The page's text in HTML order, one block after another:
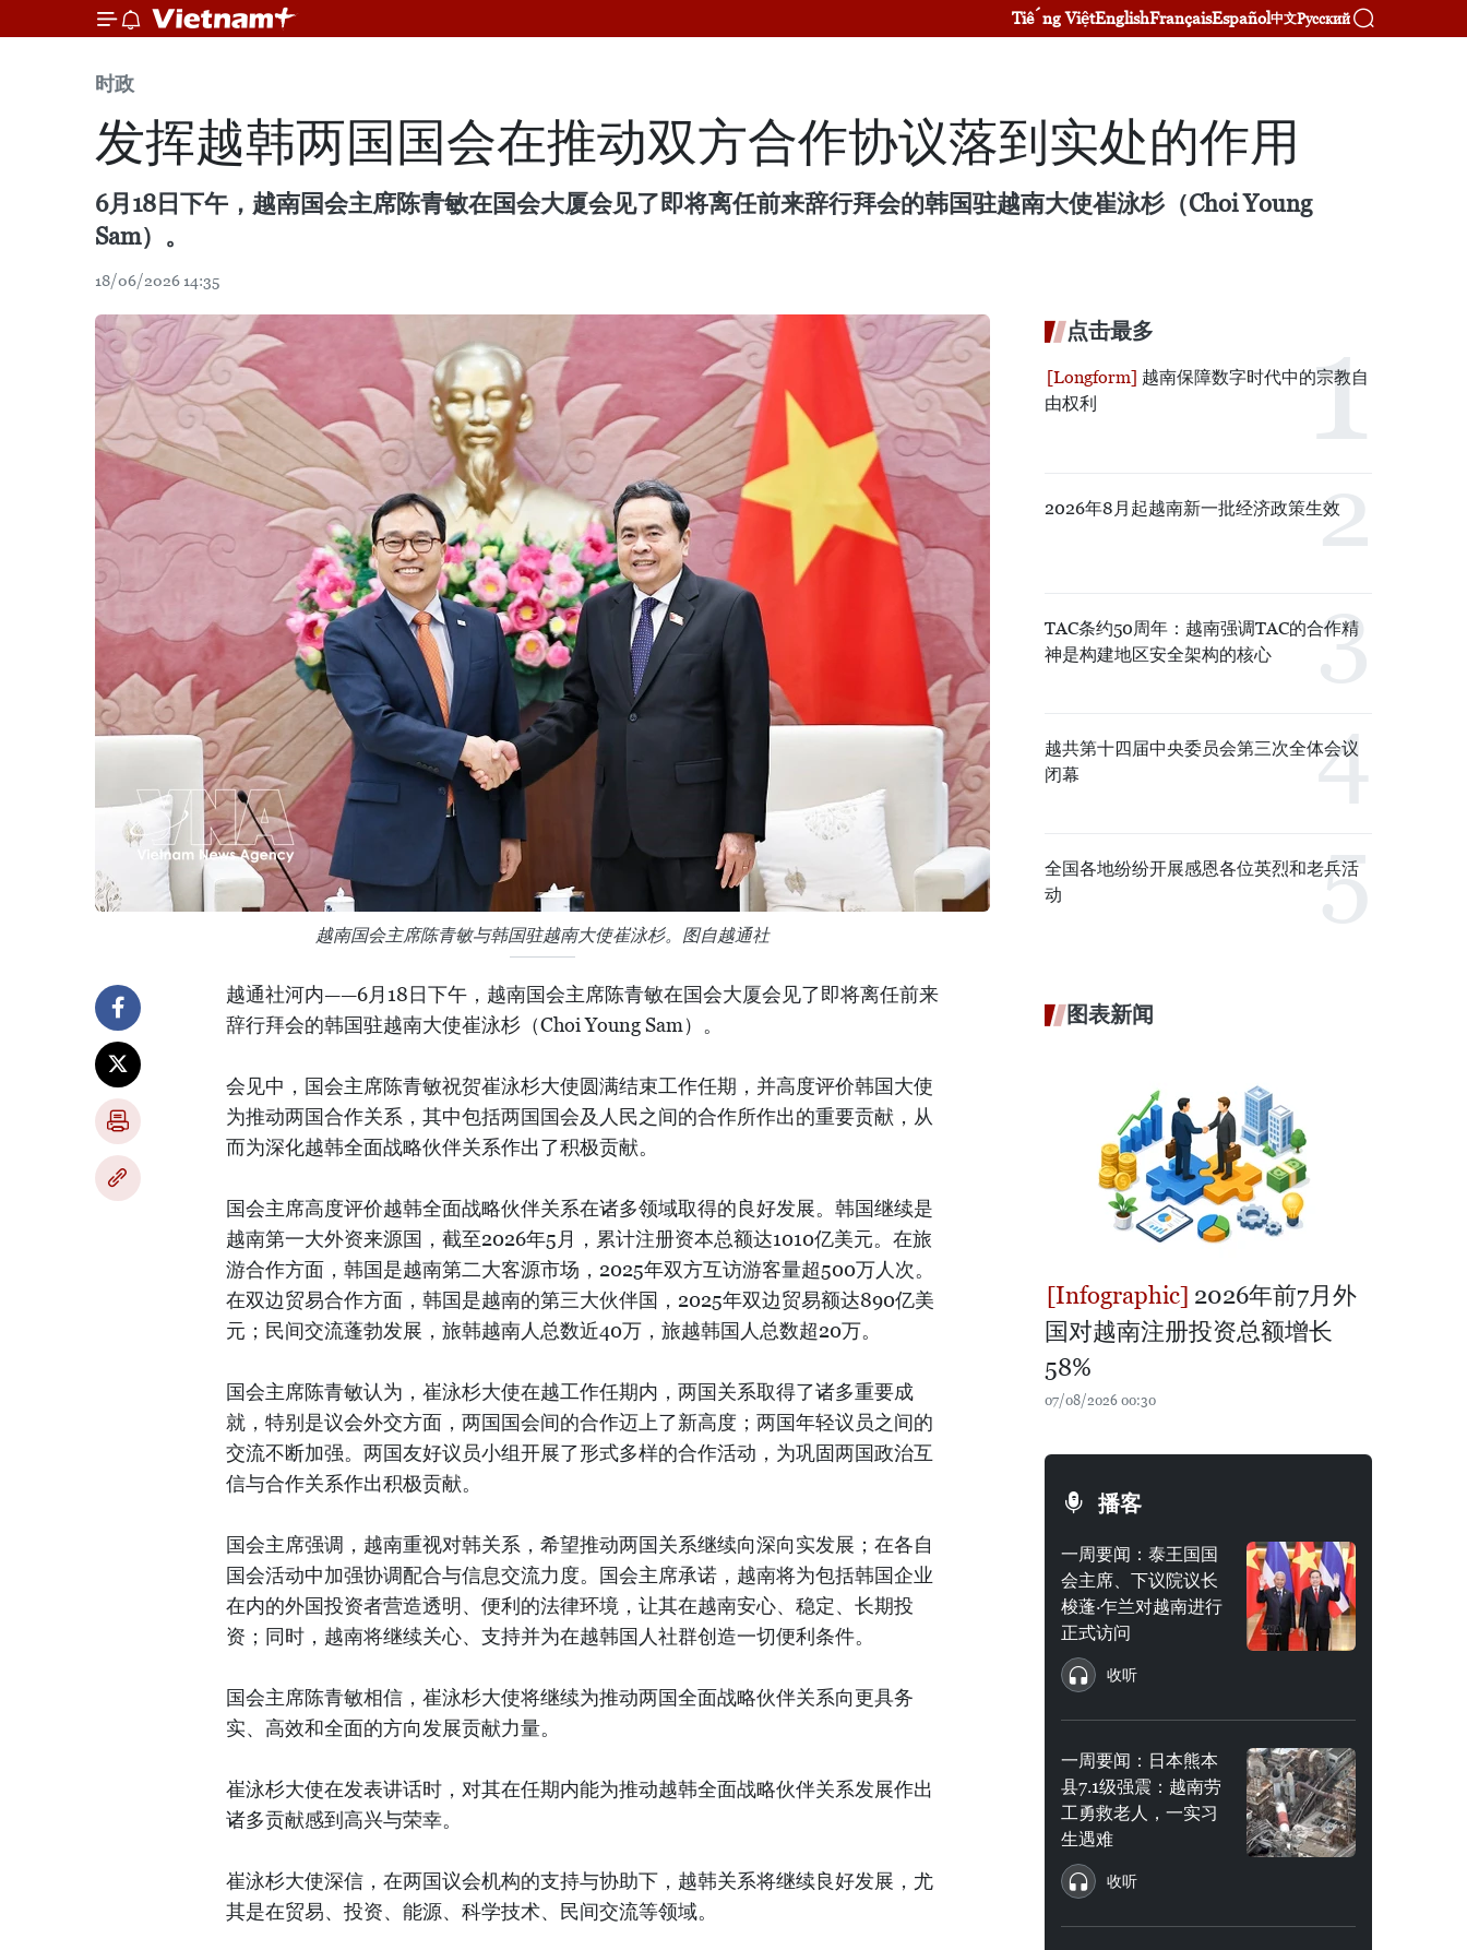
Tiếng ViệtEnglishFrançaisEspañol中文Русский
时政
发挥越韩两国国会在推动双方合作协议落到实处的作用
6月18日下午，越南国会主席陈青敏在国会大厦会见了即将离任前来辞行拜会的韩国驻越南大使崔泳杉（Choi Young
Sam）。
18/06/2026 14:35
越南国会主席陈青敏与韩国驻越南大使崔泳杉。图自越通社
越通社河内——6月18日下午，越南国会主席陈青敏在国会大厦会见了即将离任前来
辞行拜会的韩国驻越南大使崔泳杉（Choi Young Sam）。
会见中，国会主席陈青敏祝贺崔泳杉大使圆满结束工作任期，并高度评价韩国大使
为推动两国合作关系，其中包括两国国会及人民之间的合作所作出的重要贡献，从
而为深化越韩全面战略伙伴关系作出了积极贡献。
国会主席高度评价越韩全面战略伙伴关系在诸多领域取得的良好发展。韩国继续是
越南第一大外资来源国，截至2026年5月，累计注册资本总额达1010亿美元。在旅
游合作方面，韩国是越南第二大客源市场，2025年双方互访游客量超500万人次。
在双边贸易合作方面，韩国是越南的第三大伙伴国，2025年双边贸易额达890亿美
元；民间交流蓬勃发展，旅韩越南人总数近40万，旅越韩国人总数超20万。
国会主席陈青敏认为，崔泳杉大使在越工作任期内，两国关系取得了诸多重要成
就，特别是议会外交方面，两国国会间的合作迈上了新高度；两国年轻议员之间的
交流不断加强。两国友好议员小组开展了形式多样的合作活动，为巩固两国政治互
信与合作关系作出积极贡献。
国会主席强调，越南重视对韩关系，希望推动两国关系继续向深向实发展；在各自
国会活动中加强协调配合与信息交流力度。国会主席承诺，越南将为包括韩国企业
在内的外国投资者营造透明、便利的法律环境，让其在越南安心、稳定、长期投
资；同时，越南将继续关心、支持并为在越韩国人社群创造一切便利条件。
国会主席陈青敏相信，崔泳杉大使将继续为推动两国全面战略伙伴关系向更具务
实、高效和全面的方向发展贡献力量。
崔泳杉大使在发表讲话时，对其在任期内能为推动越韩全面战略伙伴关系发展作出
诸多贡献感到高兴与荣幸。
崔泳杉大使深信，在两国议会机构的支持与协助下，越韩关系将继续良好发展，尤
其是在贸易、投资、能源、科学技术、民间交流等领域。
点击最多
越南保障数字时代中的宗教自
由权利
2026年8月起越南新一批经济政策生效
TAC条约50周年：越南强调TAC的合作精
神是构建地区安全架构的核心
越共第十四届中央委员会第三次全体会议
闭幕
全国各地纷纷开展感恩各位英烈和老兵活
动
图表新闻
2026年前7月外
国对越南注册投资总额增长
58%
07/08/2026 00:30
播客
一周要闻：泰王国国
会主席、下议院议长
梭蓬·乍兰对越南进行
正式访问
收听
一周要闻：日本熊本
县7.1级强震：越南劳
工勇救老人，一实习
生遇难
收听